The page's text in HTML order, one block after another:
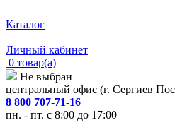
Каталог
Личный кабинет
0 товар(а)
Не выбран
центральный офис (г. Сергиев
8 800 707-71-16
пн. - пт. с 8:00 до 17:00